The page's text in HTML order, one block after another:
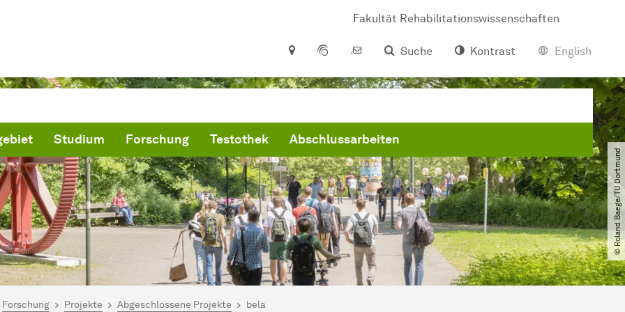
Fakultät Rehabilitationswissenschaften
Suche
Kontrast English
Studium Forschung Testothek Abschlussarbeiten
© Roland Baege​/​TU Dortmund
hier:
Forschung Projekte Abgeschlossene Projekte bela